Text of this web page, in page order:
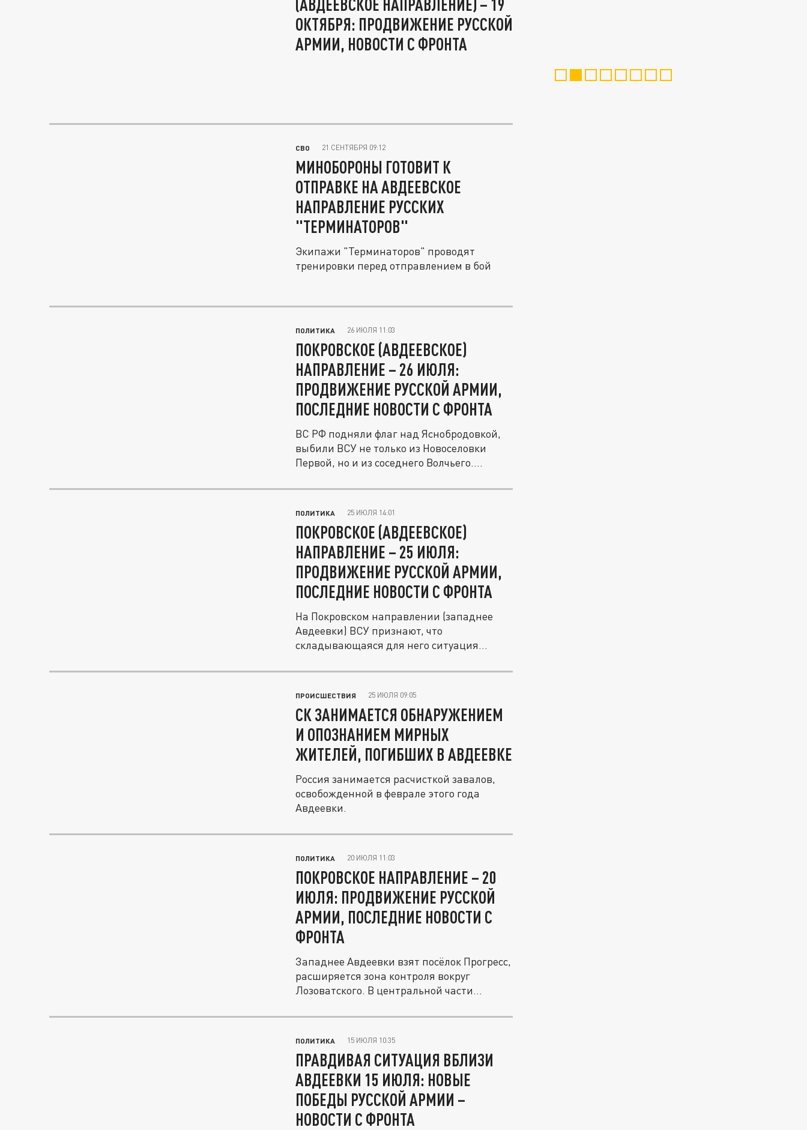
(АВДЕЕВСКОЕ НАПРАВЛЕНИЕ) – 19
ОКТЯБРЯ: ПРОДВИЖЕНИЕ РУССКОЙ
АРМИИ, НОВОСТИ С ФРОНТА
СВО 21 СЕНТЯБРЯ 09:12
МИНОБОРОНЫ ГОТОВИТ К
ОТПРАВКЕ НА АВДЕЕВСКОЕ
НАПРАВЛЕНИЕ РУССКИХ
"ТЕРМИНАТОРОВ"
Экипажи "Терминаторов" проводят
тренировки перед отправлением в бой
ПОЛИТИКА 26 ИЮЛЯ 11:03
ПОКРОВСКОЕ (АВДЕЕВСКОЕ)
НАПРАВЛЕНИЕ – 26 ИЮЛЯ:
ПРОДВИЖЕНИЕ РУССКОЙ АРМИИ,
ПОСЛЕДНИЕ НОВОСТИ С ФРОНТА
ВС РФ подняли флаг над Яснобродовкой,
выбили ВСУ не только из Новоселовки
Первой, но и из соседнего Волчьего....
ПОЛИТИКА 25 ИЮЛЯ 14:01
ПОКРОВСКОЕ (АВДЕЕВСКОЕ)
НАПРАВЛЕНИЕ – 25 ИЮЛЯ:
ПРОДВИЖЕНИЕ РУССКОЙ АРМИИ,
ПОСЛЕДНИЕ НОВОСТИ С ФРОНТА
На Покровском направлении (западнее
Авдеевки) ВСУ признают, что
складывающаяся для него ситуация
ПРОИСШЕСТВИЯ 25 ИЮЛЯ 09:05
СК ЗАНИМАЕТСЯ ОБНАРУЖЕНИЕМ
И ОПОЗНАНИЕМ МИРНЫХ
ЖИТЕЛЕЙ, ПОГИБШИХ В АВДЕЕВКЕ
Россия занимается расчисткой завалов,
освобожденной в феврале этого года
Авдеевки.
ПОЛИТИКА 20 ИЮЛЯ 11:03
ПОКРОВСКОЕ НАПРАВЛЕНИЕ – 20
ИЮЛЯ: ПРОДВИЖЕНИЕ РУССКОЙ
АРМИИ, ПОСЛЕДНИЕ НОВОСТИ С
ФРОНТА
Западнее Авдеевки взят посёлок Прогресс,
расширяется зона контроля вокруг
Лозоватского. В центральной части...
ПОЛИТИКА 15 ИЮЛЯ 10:35
ПРАВДИВАЯ СИТУАЦИЯ ВБЛИЗИ
АВДЕЕВКИ 15 ИЮЛЯ: НОВЫЕ
ПОБЕДЫ РУССКОЙ АРМИИ –
НОВОСТИ С ФРОНТА